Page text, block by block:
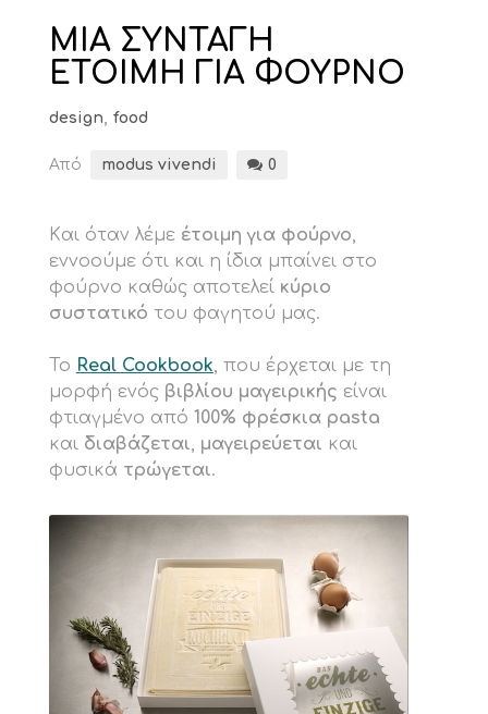
ΜΙΑ ΣΥΝΤΑΓΗ
ΕΤΟΙΜΗ ΓΙΑ ΦΟΥΡΝΟ
design, food
Από modus vivendi 0
Kαι όταν λέμε έτοιμη για φούρνο,
εννοούμε ότι και η ίδια μπαίνει στο
φούρνο καθώς αποτελείκύριο
συστατικό του φαγητού μας.
Το Real Cookbook, που έρχεται με τη
μορφή ενόςβιβλίου μαγειρικής είναι
φτιαγμένο από 100% φρέσκια pasta
και διαβάζεται, μαγειρεύεται και
φυσικά τρώγεται.